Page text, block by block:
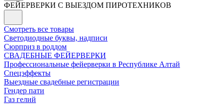
ФЕЙЕРВЕРКИ С ВЫЕЗДОМ ПИРОТЕХНИКОВ
Смотреть все товары
Светодиодные буквы, надписи
Сюрприз в роддом
СВАДЕБНЫЕ ФЕЙЕРВЕРКИ
Профессиональные фейерверки в Республике Алтай
Спецэффекты
Выездные свадебные регистрации
Гендер пати
Газ гелий